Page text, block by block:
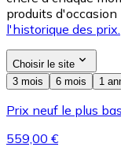
produits
l'historique des prix.
Choisir le site
3 mois
6 mois 1
Prix neuf le plus
559,00 €